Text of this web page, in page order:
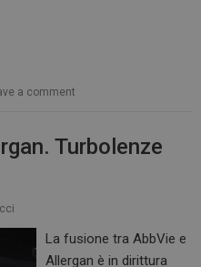
a comment
Turbolenze
La fusione tra AbbVie e
Allergan è in dirittura